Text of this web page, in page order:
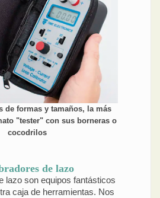
de formas y tamaños, la más
"tester" con sus borneras o
cocodrilos
de lazo
lazo son equipos fantásticos
caja de herramientas. Nos